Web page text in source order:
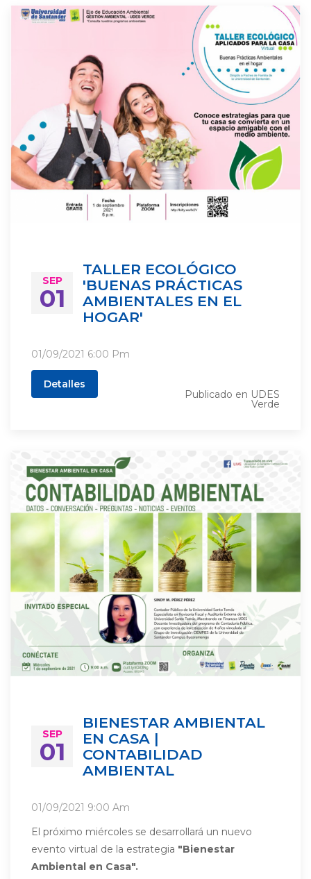
SEP
01
TALLER ECOLÓGICO
'BUENAS PRÁCTICAS
AMBIENTALES EN EL
HOGAR'
01/09/2021 6:00 Pm
Detalles
Publicado en UDES
Verde
SEP
01
BIENESTAR AMBIENTAL
EN CASA |
CONTABILIDAD
AMBIENTAL
01/09/2021 9:00 Am
El próximo miércoles se desarrollará un nuevo
evento virtual de la estrategia "Bienestar
Ambiental en Casa".